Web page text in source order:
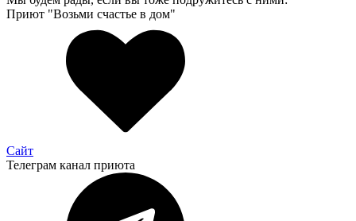
Приют "Возьми счастье в дом"
Сайт
Телеграм канал приюта